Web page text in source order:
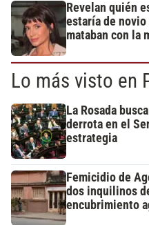
Revelan quién
estaría de
mataban con la
Lo más visto en
La Rosada
derrota en el
estrategia
Femicidio de
dos inquilinos
encubrimiento